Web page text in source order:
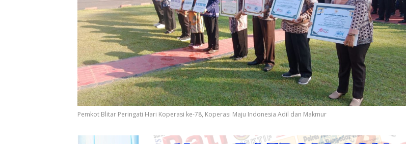
Pemkot Blitar Peringati Hari Koperasi ke-78, Koperasi Maju Indonesia Adil dan Makmur